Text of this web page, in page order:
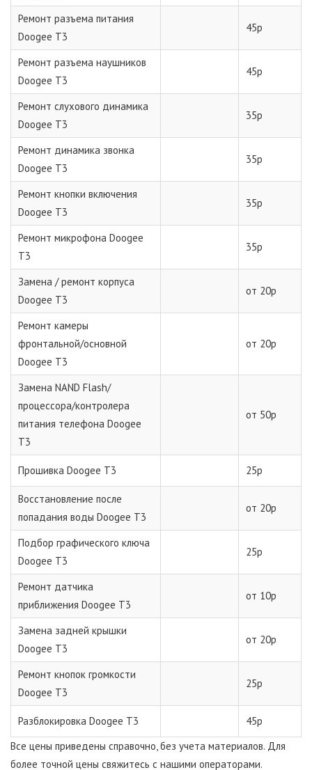
Ремонт разъема питания
Doogee T3
45р
Ремонт разъема наушников
Doogee T3
45р
Ремонт слухового динамика
Doogee T3
35р
Ремонт динамика звонка
Doogee T3
35р
Ремонт кнопки включения
Doogee T3
35р
Ремонт микрофона Doogee
T3
35р
Замена / ремонт корпуса
Doogee T3
от 20р
Ремонт камеры
фронтальной/основной
Doogee T3
от 20р
Замена NAND Flash/
процессора/контролера
питания телефона Doogee
T3
от 50р
Прошивка Doogee T3 25р
Восстановление после
попадания воды Doogee T3
от 20р
Подбор графического ключа
Doogee T3
25р
Ремонт датчика
приближения Doogee T3
от 10р
Замена задней крышки
Doogee T3
от 20р
Ремонт кнопок громкости
Doogee T3
25р
Разблокировка Doogee T3
45р
Все цены приведены справочно, без учета материалов. Для
более точной цены свяжитесь с нашими операторами.